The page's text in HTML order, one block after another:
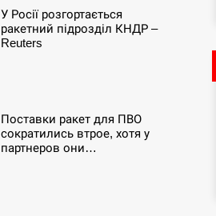
У Росії розгортається
ракетний підрозділ КНДР –
Reuters
Поставки ракет для ПВО
сократились втрое, хотя у
партнеров они…